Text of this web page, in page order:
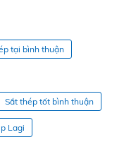
tại bình thuận
Sắt thép tốt bình thuận
Lagi